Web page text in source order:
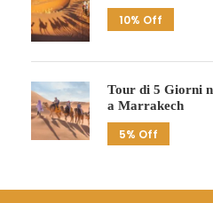
10% Off
Tour di 5 Giorni
a Marrakech
5% Off